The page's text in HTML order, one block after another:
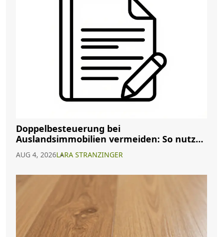
Doppelbesteuerung bei
Auslandsimmobilien vermeiden: So nutzen
AUG 4, 2026LARA STRANZINGER